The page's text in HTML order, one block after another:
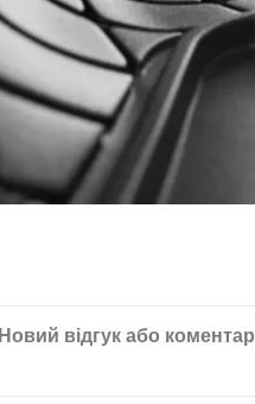
Новий відгук або коментар